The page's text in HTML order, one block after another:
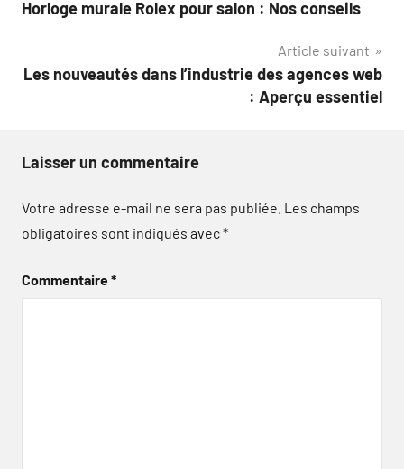
de
Horloge murale Rolex pour salon : Nos conseils
Article suivant
Les nouveautés dans l’industrie des agences web
: Aperçu essentiel
Laisser un commentaire
Votre adresse e-mail ne sera pas publiée. Les champs
obligatoires sont indiqués avec*
Commentaire*